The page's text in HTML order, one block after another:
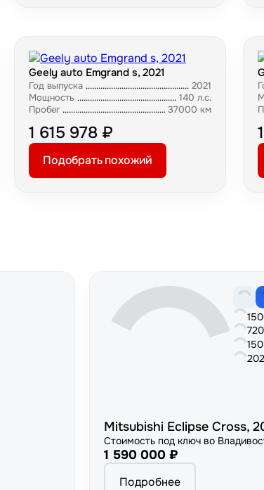
Geely auto Emgrand s, 2021
Год выпуска
2021
Мощность
140 л.с.
Пробег
37000 км
1 615 978 ₽
Подобрать похожий
Mitsubishi Eclipse Cross,
Стоимость под ключ во
1 590 000 ₽
Подробнее